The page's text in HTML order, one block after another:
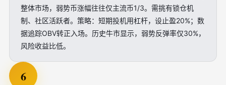
整体市场，弱势币涨幅往往仅主流币1/3。需挑有锁仓机
制、社区活跃者。策略：短期投机用杠杆，设止盈20%；数
据追踪OBV转正入场。历史牛市显示，弱势反弹率仅30%，
风险收益比低。
6